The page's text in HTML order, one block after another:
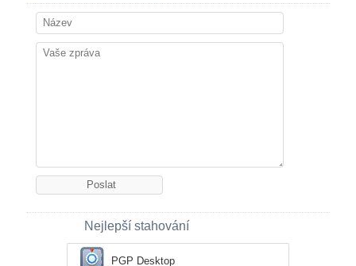
Nejlepší stahování
PGP Desktop